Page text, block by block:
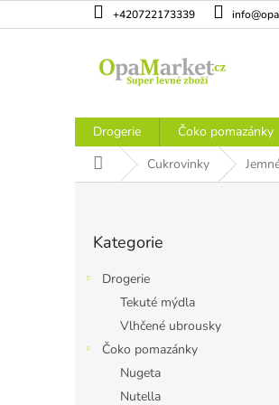
na
+420722173339
Drogerie Čoko pomazánky
Domů Cukrovinky
kategorie
Kategorie
Drogerie
Tekuté mýdla
Vlhčené ubrousky
Čoko pomazánky
Nugeta
Nutella